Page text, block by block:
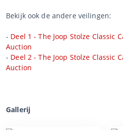
Bekijk ook de andere veilingen:
- Deel 1 - The Joop Stolze Classic
Auction
- Deel 2 - The Joop Stolze Classic
Auction
Gallerij